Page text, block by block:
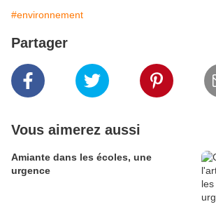
#environnement
Partager
Vous aimerez aussi
Amiante dans les écoles, une
urgence